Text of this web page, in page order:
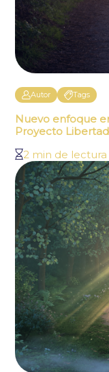
Autor Tags
Nuevo enfoque
Proyecto
2 min de lectura